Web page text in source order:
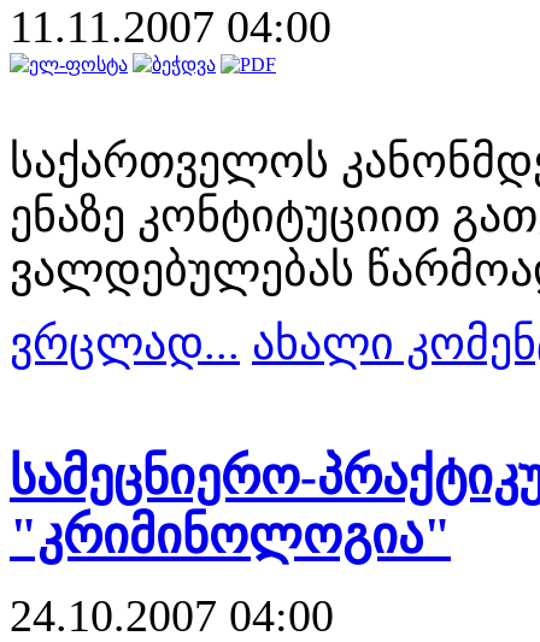
11.11.2007 04:00
საქართველოს
ენაზე კონტიტუციით
ვალდებულებას
ვრცლად... ახალი
სამეცნიერო-
"კრიმინოლოგია"
24.10.2007 04:00